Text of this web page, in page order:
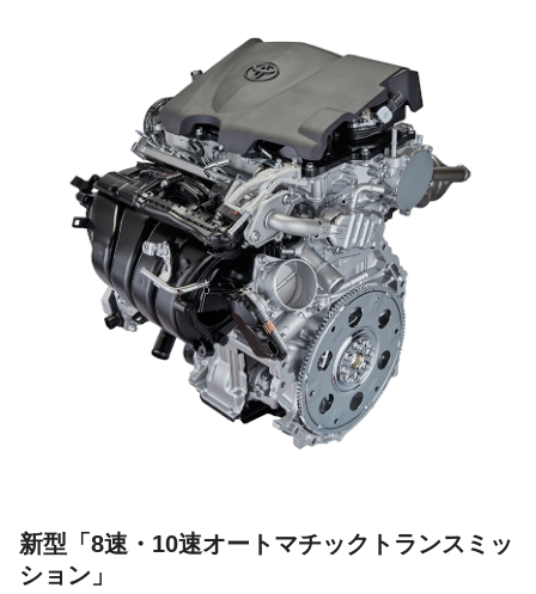
新型「8速・10速オートマチックトランスミッ
ション」